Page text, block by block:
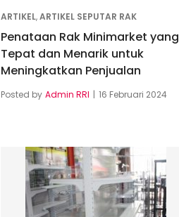
ARTIKEL,ARTIKEL SEPUTAR RAK
Penataan Rak Minimarket yang
Tepat dan Menarik untuk
Meningkatkan Penjualan
Posted by Admin RRI 16 Februari 2024